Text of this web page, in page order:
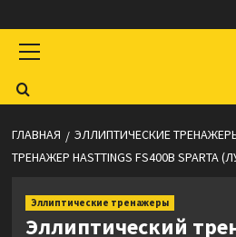
меню
ГЛАВНАЯ ЭЛЛИПТИЧЕСКИЕ
ТРЕНАЖЕР HASTTINGS FS400B SPARTA
Эллиптические тренажеры
Эллиптический